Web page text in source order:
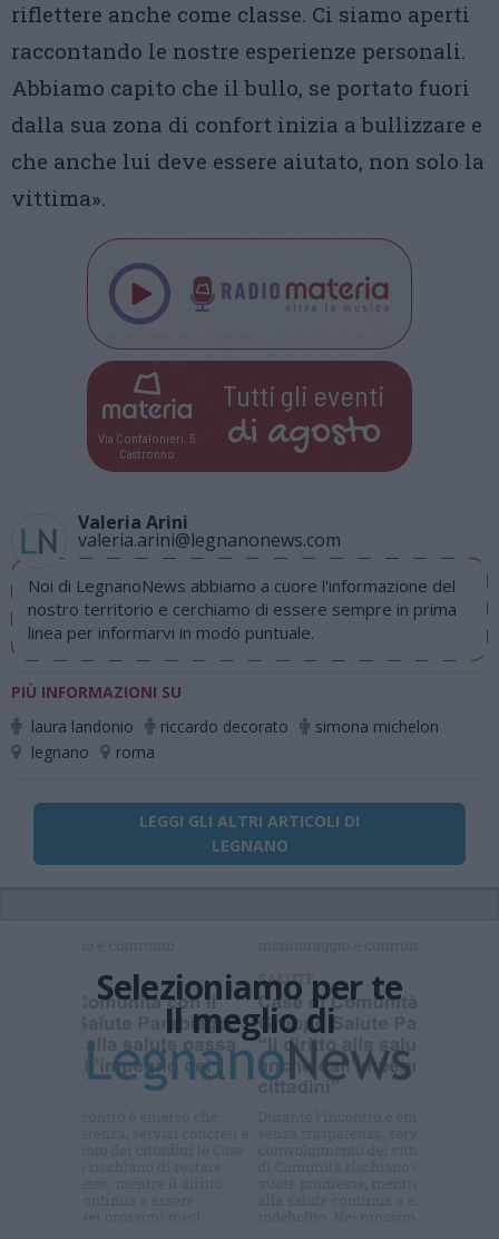
riflettere anche come classe. Ci siamo aperti
raccontando le nostre esperienze personali.
Abbiamo capito che il bullo, se portato fuori
dalla sua zona di confort inizia a bullizzare e
che anche lui deve essere aiutato, non solo la
vittima».
Via Confalonieri, 5
Castronno
Tutti gli eventi
di agosto
Valeria Arini
valeria.arini@legnanonews.com
Noi di LegnanoNews abbiamo a cuore l'informazione del
nostro territorio e cerchiamo di essere sempre in prima
linea per informarvi in modo puntuale.
PIÙ INFORMAZIONI SU
laura landonio
riccardo decorato
simona michelon
legnano
roma
LEGGI GLI ALTRI ARTICOLI DI
LEGNANO
Selezioniamo per te
Il meglio di
Iscriviti alla